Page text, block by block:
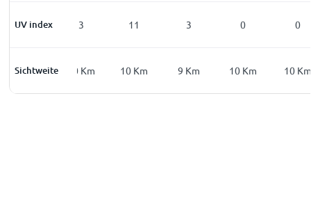
UV index
0 3 11 3 0 0
Sichtweite
9Km 10 Km 10 Km 9 Km 10 Km 10 Km